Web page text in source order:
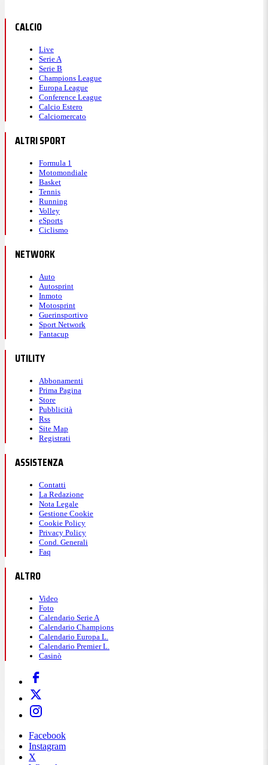
CALCIO
Live
Serie A
Serie B
Champions League
Europa League
Conference League
Calcio Estero
Calciomercato
ALTRI SPORT
Formula 1
Motomondiale
Basket
Tennis
Running
Volley
eSports
Ciclismo
NETWORK
Auto
Autosprint
Inmoto
Motosprint
Guerinsportivo
Sport Network
Fantacup
UTILITY
Abbonamenti
Prima Pagina
Store
Pubblicità
Rss
Site Map
Registrati
ASSISTENZA
Contatti
La Redazione
Nota Legale
Gestione Cookie
Cookie Policy
Privacy Policy
Cond. Generali
Faq
ALTRO
Video
Foto
Calendario Serie A
Calendario Champions
Calendario Europa L.
Calendario Premier L.
Casinò
Facebook
Instagram
X